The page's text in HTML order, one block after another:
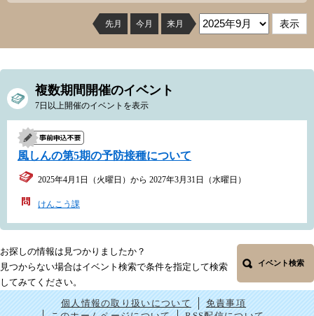
先月 今月 来月
複数期間開催のイベント
7日以上開催のイベントを表示
風しんの第5期の予防接種について
2025年4月1日（火曜日）から 2027年3月31日（水曜日）
けんこう課
お探しの情報は見つかりましたか？
見つからない場合はイベント検索で条件を指定して検索
してみてください。
イベント検索
個人情報の取り扱いについて
免責事項